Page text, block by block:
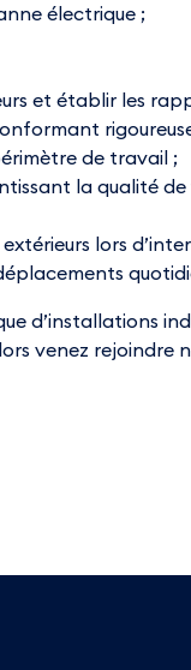
électrique ;
et établir les
de travail ;
la qualité
lors
d’installations
venez rejoindre